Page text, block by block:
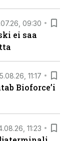
09:30
ei saa
11:17
Bioforce’i
11:23